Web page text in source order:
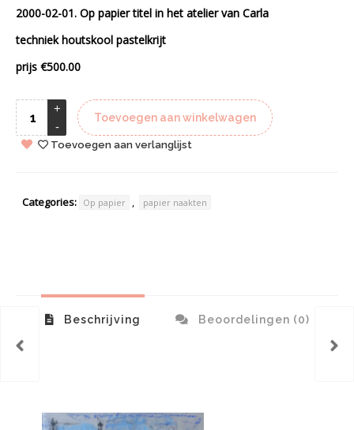
2000-02-01. Op papier titel in het atelier van Carla
techniek houtskool pastelkrijt
prijs €500.00
Toevoegen aan winkelwagen
Toevoegen aan verlanglijst
Categories: Op papier , papier naakten
Beschrijving Beoordelingen (0)